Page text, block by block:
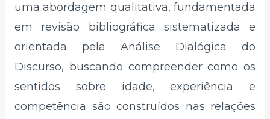
uma abordagem qualitativa, fundamentada
em revisão bibliográfica sistematizada e
orientada pela Análise Dialógica do
Discurso, buscando compreender como os
sentidos sobre idade, experiência e
competência são construídos nas relações